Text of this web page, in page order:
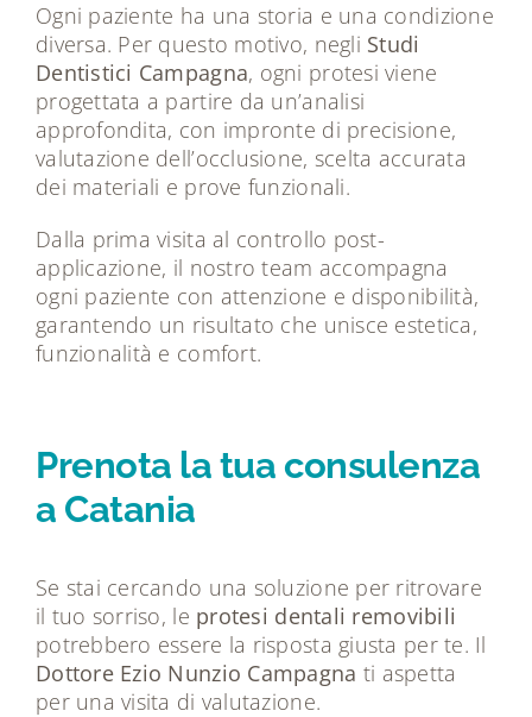
Ogni paziente ha una storia e una condizione
diversa. Per questo motivo, negli Studi
Dentistici Campagna, ogni protesi viene
progettata a partire da un’analisi
approfondita, con impronte di precisione,
valutazione dell’occlusione, scelta accurata
dei materiali e prove funzionali.
Dalla prima visita al controllo post-
applicazione, il nostro team accompagna
ogni paziente con attenzione e disponibilità,
garantendo un risultato che unisce estetica,
funzionalità e comfort.
Prenota la tua consulenza
a Catania
Se stai cercando una soluzione per ritrovare
il tuo sorriso, le protesi dentali removibili
potrebbero essere la risposta giusta per te. Il
Dottore Ezio Nunzio Campagna ti aspetta
per una visita di valutazione.